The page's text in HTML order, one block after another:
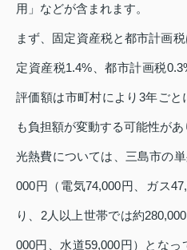
用」などが含まれます。
まず、固定資産税と都市計画
定資産税1.4%、都市計画税
評価額は市町村により3年ご
も負担額が変動する可能性があ
光熱費については、三島市の
000円（電気74,000円、ガス
り、2人以上世帯では約
000円、水道59,000円）とな